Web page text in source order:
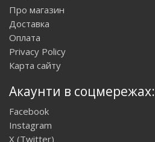
Про магазин
Доставка
Оплата
Privacy Policy
Карта сайту
Акаунти в соцмережах:
Facebook
Instagram
X (Twitter)